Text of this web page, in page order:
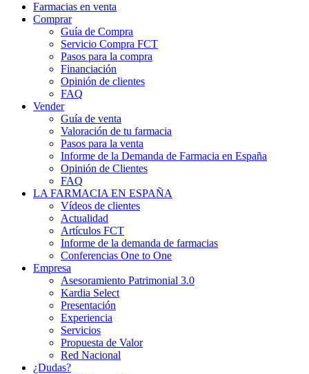
Farmacias en venta
Comprar
Guía de Compra
Servicio Compra FCT
Pasos para la compra
Financiación
Opinión de clientes
FAQ
Vender
Guía de venta
Valoración de tu farmacia
Pasos para la venta
Informe de la Demanda de Farmacia en España
Opinión de Clientes
FAQ
LA FARMACIA EN ESPAÑA
Vídeos de clientes
Actualidad
Artículos FCT
Informe de la demanda de farmacias
Conferencias One to One
Empresa
Asesoramiento Patrimonial 3.0
Kardia Select
Presentación
Experiencia
Servicios
Propuesta de Valor
Red Nacional
¿Dudas?